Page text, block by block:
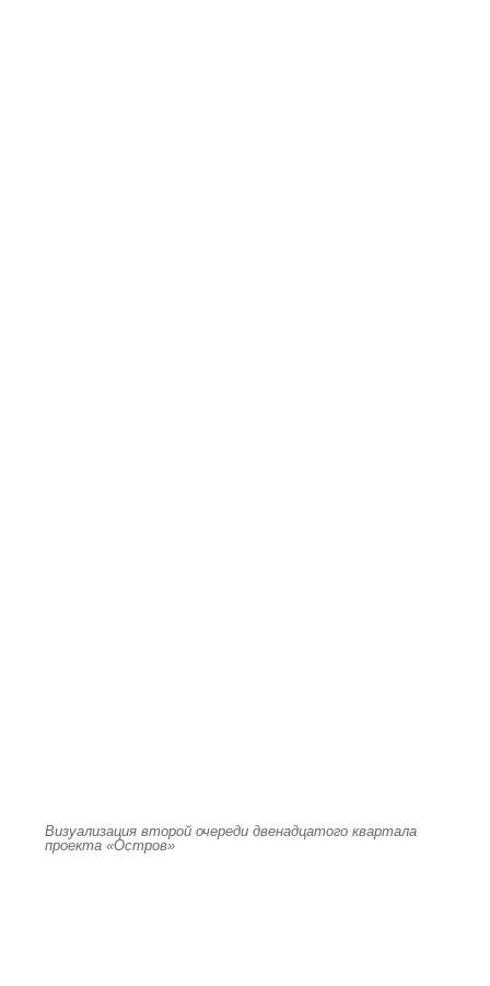
Визуализация второй очереди двенадцатого квартала
проекта «Остров»